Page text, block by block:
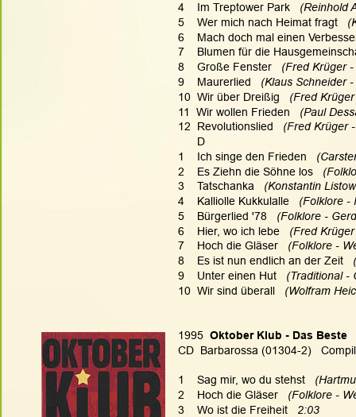
4    Im Treptower Park
(Reinhold
5    Wer mich nach Heimat fragt
6    Mach doch mal einen
7    Blumen für die
8    Große Fenster
(Fred Krüger
9    Maurerlied
(Klaus Schneider
10  Wir über Dreißig
(Fred
11  Wir wollen Frieden
(Paul
12  Revolutionslied
(Fred Krüger
      D
1    Ich singe den Frieden
2    Es Ziehn die Söhne los
3    Tatschanka
(Konstantin
4    Kalliolle Kukkulalle
(Folklore -
5    Bürgerlied '78
(Folklore -
6    Hier, wo ich lebe
(Fred
7    Hoch die Gläser
(Folklore -
8    Es ist nun endlich an der Zeit
9    Unter einen Hut
(Traditional
10  Wir sind überall
(Wolfram
1995 Oktober Klub - Das Beste
CD  Barbarossa (01304-2)
1    Sag mir, wo du stehst
2    Hoch die Gläser
(Folklore -
3    Wo ist die Freiheit 2:03